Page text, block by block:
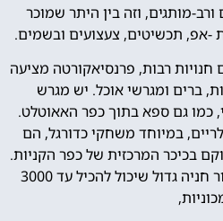
ורב-מותגים, וזה בין היתר שמוכר
-אפ, תכשיטים, צעצועים ובשמים.
רבות, פרנסיאקורטה מציעה
ברים ומגרשי אוכל. יש מגרש
כמו גם ספא בתוך כפר האאוטלט.
במיוחד משחקי כדורגל, הם
בכיכר המרכזית של כפר הקניות.
לקוחות יכולים ליהנות מאזור חניה גדול שיכול להכיל עד 3000